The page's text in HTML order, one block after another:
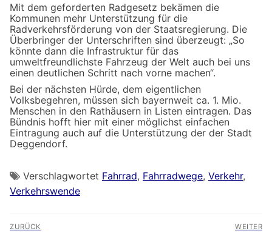
Mit dem geforderten Radgesetz bekämen die
Kommunen mehr Unterstützung für die
Radverkehrsförderung von der Staatsregierung. Die
Überbringer der Unterschriften sind überzeugt: „So
könnte dann die Infrastruktur für das
umweltfreundlichste Fahrzeug der Welt auch bei uns
einen deutlichen Schritt nach vorne machen“.
Bei der nächsten Hürde, dem eigentlichen
Volksbegehren, müssen sich bayernweit ca. 1. Mio.
Menschen in den Rathäusern in Listen eintragen. Das
Bündnis hofft hier mit einer möglichst einfachen
Eintragung auch auf die Unterstützung der der Stadt
Deggendorf.
Verschlagwortet Fahrrad, Fahrradwege, Verkehr,
Verkehrswende
Beitragsnavigation
ZURÜCK WEITER